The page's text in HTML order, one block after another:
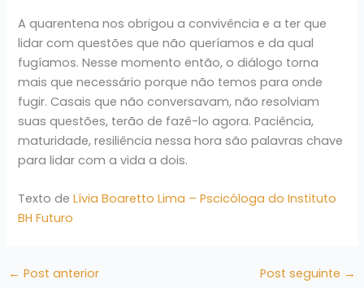
A quarentena nos obrigou a convivência e a ter que
lidar com questões que não queríamos e da qual
fugíamos. Nesse momento então, o diálogo torna
mais que necessário porque não temos para onde
fugir. Casais que não conversavam, não resolviam
suas questões, terão de fazê-lo agora. Paciência,
maturidade, resiliência nessa hora são palavras chave
para lidar com a vida a dois.
Texto deLívia Boaretto Lima – Pscicóloga do Instituto
BH Futuro
← Post anterior Post seguinte →